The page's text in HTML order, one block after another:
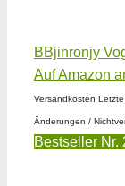
BBjinronjy
Auf Amazon
Versandkosten
Änderungen /
Bestseller Nr.